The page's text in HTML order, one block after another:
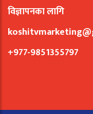
विज्ञापनका लागि
+977-9851355797